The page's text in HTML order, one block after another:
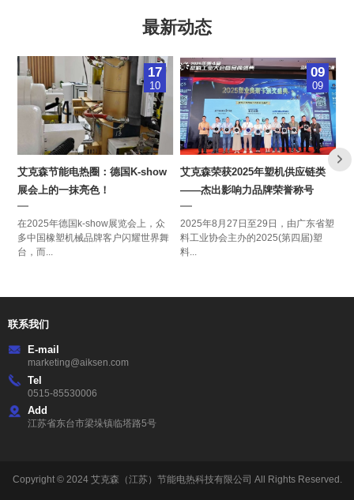
最新动态
17
10
艾克森节能电热圈：德国K-show
展会上的一抹亮色！
在2025年德国k-show展览会上，众
多中国橡塑机械品牌客户闪耀世界舞
台，而...
09
09
艾克森荣获2025年塑机供应链类
——杰出影响力品牌荣誉称号
2025年8月27日至29日，由广东省塑
料工业协会主办的2025(第四届)塑
料...
联系我们
marketing@aiksen.com
0515-85530006
江苏省东台市梁垛镇临塔路5号
Copyright © 2024 艾克森（江苏）节能电热科技有限公司 All Rights Reserved.